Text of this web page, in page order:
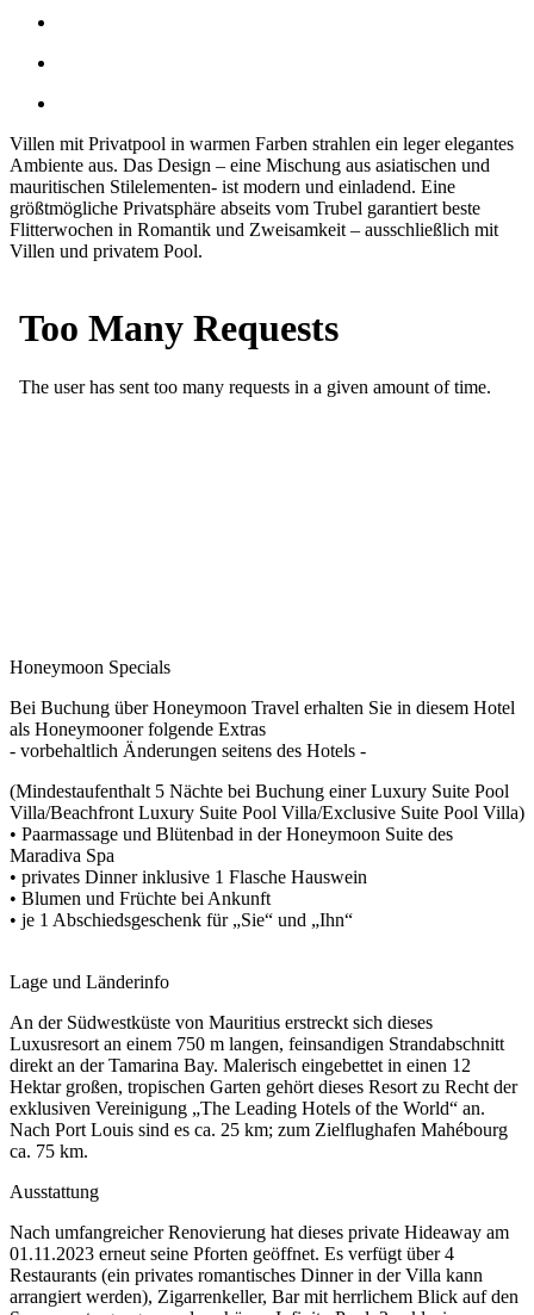
Villen mit Privatpool in warmen Farben strahlen ein leger elegantes
Ambiente aus. Das Design – eine Mischung aus asiatischen und
mauritischen Stilelementen- ist modern und einladend. Eine
größtmögliche Privatsphäre abseits vom Trubel garantiert beste
Flitterwochen in Romantik und Zweisamkeit – ausschließlich mit
Villen und privatem Pool.
Honeymoon Specials
Bei Buchung über Honeymoon Travel erhalten Sie in diesem Hotel
als Honeymooner folgende Extras
- vorbehaltlich Änderungen seitens des Hotels -
(Mindestaufenthalt 5 Nächte bei Buchung einer Luxury Suite Pool
Villa/Beachfront Luxury Suite Pool Villa/Exclusive Suite Pool Villa)
• Paarmassage und Blütenbad in der Honeymoon Suite des
Maradiva Spa
• privates Dinner inklusive 1 Flasche Hauswein
• Blumen und Früchte bei Ankunft
• je 1 Abschiedsgeschenk für „Sie“ und „Ihn“
Lage und Länderinfo
An der Südwestküste von Mauritius erstreckt sich dieses
Luxusresort an einem 750 m langen, feinsandigen Strandabschnitt
direkt an der Tamarina Bay. Malerisch eingebettet in einen 12
Hektar großen, tropischen Garten gehört dieses Resort zu Recht der
exklusiven Vereinigung „The Leading Hotels of the World“ an.
Nach Port Louis sind es ca. 25 km; zum Zielflughafen Mahébourg
ca. 75 km.
Ausstattung
Nach umfangreicher Renovierung hat dieses private Hideaway am
01.11.2023 erneut seine Pforten geöffnet. Es verfügt über 4
Restaurants (ein privates romantisches Dinner in der Villa kann
arrangiert werden), Zigarrenkeller, Bar mit herrlichem Blick auf den